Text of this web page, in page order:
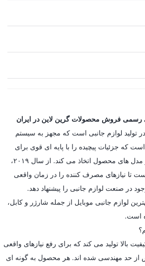
رسمی فروش محصولات گرین لاین در ایران
تولید لوازم جانبی است که مجهز به سیستم
است که جزئیات پیچیده را با پایه ای قوی برای
ارتقای مفاهیم و ایده ها در مدل های محصول اتخاذ می کند. از سال ۲۰۱۹،
تا نیازهای مصرف کننده را در زمان واقعی
در صنعت لوازم جانبی را پیشنهاد دهد.
لوازم جانبی موبایل از جمله شارژر و کابل،
است.
بالا تولید می کند که برای رفع نیازهای واقعی
از حد مهندسی شده اند. هر محصول به گونه ای